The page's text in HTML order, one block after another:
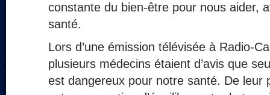
constante du bien-être pour nous aider,
santé.
Lors d’une émission télévisée à Radio-
plusieurs médecins étaient d’avis que
est dangereux pour notre santé. De leur